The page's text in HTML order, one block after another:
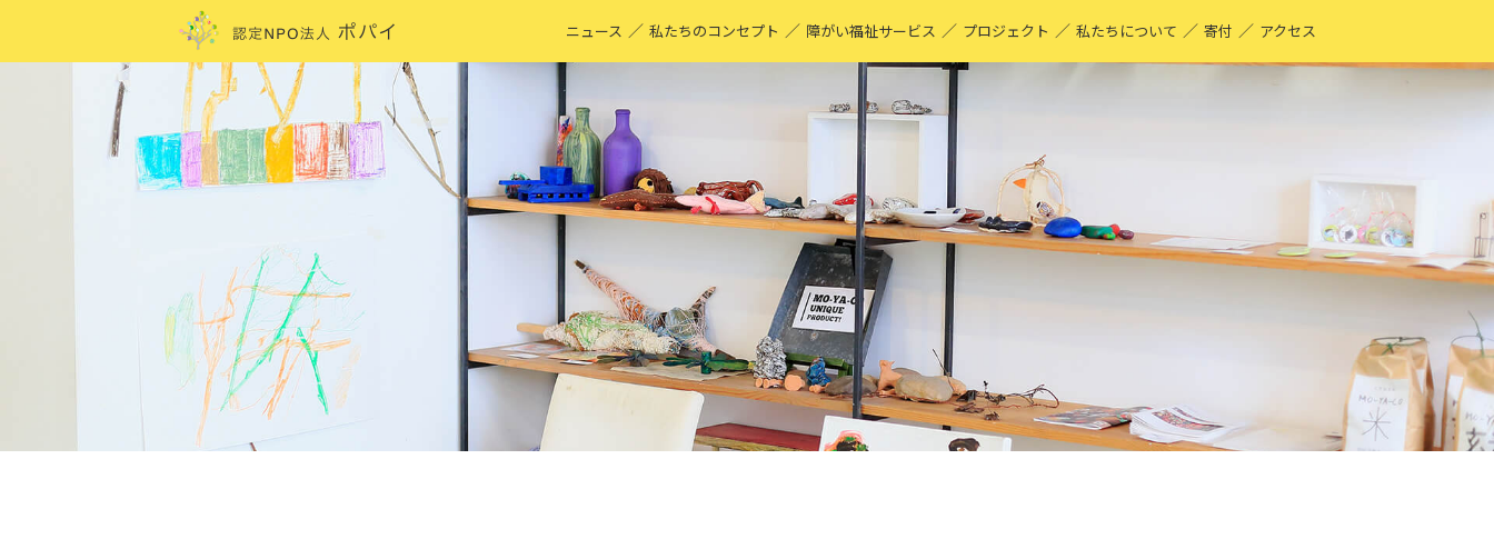
ニュース ／ 私たちのコンセプト ／ 障がい福祉サービス ／ プロジェクト
MO-YA-CO UNIQUE PRODUCT！
アーティストページ
MO-YA-CO キフ
／ 私たちについて ／ 寄付 ／ アクセス